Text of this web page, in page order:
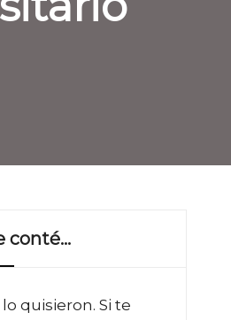
conté…
quisieron. Si te